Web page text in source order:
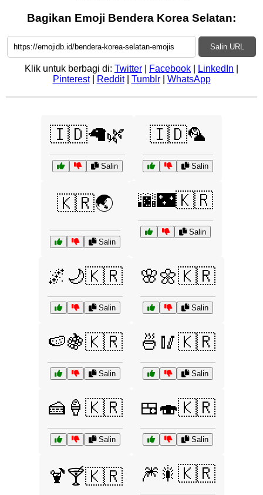
Bagikan Emoji Bendera Korea Selatan:
Salin URL
Klik untuk berbagi di: Twitter Facebook LinkedIn
Pinterest| Reddit| Tumblr| WhatsApp
🇮🇩🦙🌿
Salin
🇮🇩🦜
Salin
🇰🇷🌏
Salin
🌆🌃🇰🇷
Salin
🌌🌙🇰🇷
Salin
🌸🌼🇰🇷
Salin
🍉🍇🇰🇷
Salin
🍜🥢🇰🇷
Salin
🍰🍦🇰🇷
Salin
🍱🍣🇰🇷
Salin
🍹🍸🇰🇷 🎆🎇🇰🇷